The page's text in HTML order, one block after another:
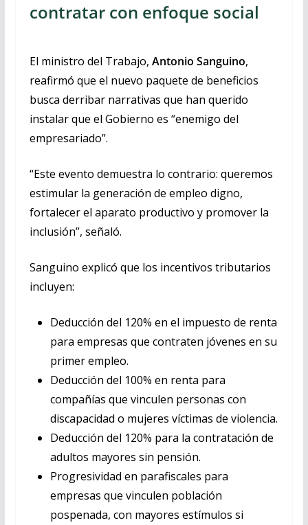
contratar con enfoque social
El ministro del Trabajo, Antonio Sanguino,
reafirmó que el nuevo paquete de beneficios
busca derribar narrativas que han querido
instalar que el Gobierno es “enemigo del
empresariado”.
“Este evento demuestra lo contrario: queremos
estimular la generación de empleo digno,
fortalecer el aparato productivo y promover la
inclusión”, señaló.
Sanguino explicó que los incentivos tributarios
incluyen:
Deducción del 120% en el impuesto de renta
para empresas que contraten jóvenes en su
primer empleo.
Deducción del 100% en renta para
compañías que vinculen personas con
discapacidad o mujeres víctimas de violencia.
Deducción del 120% para la contratación de
adultos mayores sin pensión.
Progresividad en parafiscales para
empresas que vinculen población
pospenada, con mayores estímulos si